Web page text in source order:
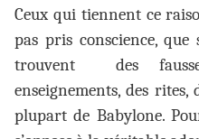
Ceux qui tiennent ce
pas pris conscience, que
trouvent des
enseignements, des rites,
plupart de Babylone.